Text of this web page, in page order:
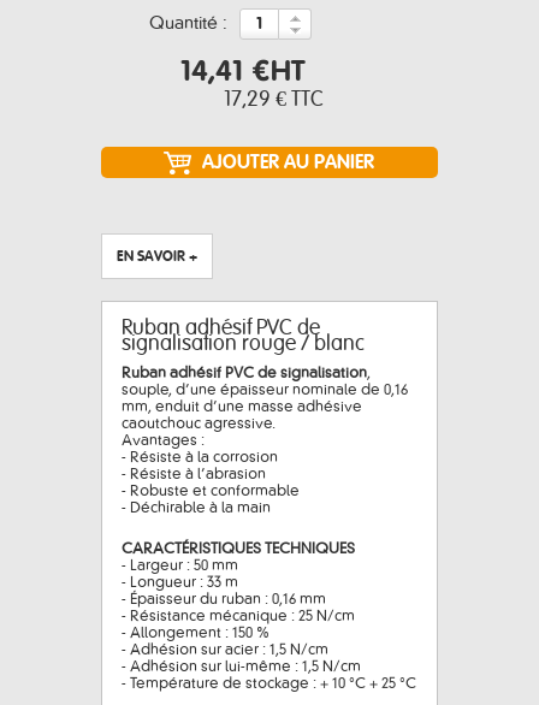
quantité :
14,41 €HT
17,29 € TTC
EN SAVOIR +
Ruban adhésif PVC de
signalisation rouge / blanc
Ruban adhésif PVC de signalisation,
souple, d’une épaisseur nominale de 0,16
mm, enduit d’une masse adhésive
caoutchouc agressive.
Avantages :
- Résiste à la corrosion
- Résiste à l’abrasion
- Robuste et conformable
- Déchirable à la main
CARACTÉRISTIQUES TECHNIQUES
- Largeur : 50 mm
- Longueur : 33 m
- Épaisseur du ruban : 0,16 mm
- Résistance mécanique : 25 N/cm
- Allongement : 150 %
- Adhésion sur acier : 1,5 N/cm
- Adhésion sur lui-même : 1,5 N/cm
- Température de stockage : + 10 °C + 25 °C